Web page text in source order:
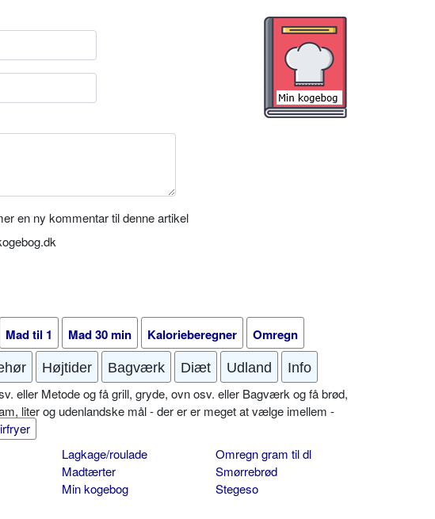
en ny kommentar til denne artikel
Mad til 1 Mad 30 min Kalorieberegner Omregn
Højtider Bagværk Diæt Udland Info
eller Metode og få grill, gryde, ovn osv. eller Bagværk og få brød,
liter og udenlandske mål - der er er meget at vælge imellem -
Lagkage/roulade
Madtærter
Min kogebog
Omregn gram til dl
Smørrebrød
Stegeso